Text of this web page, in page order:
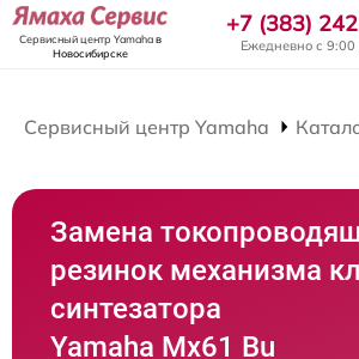
Сервисный центр Yamahaв
Новосибирске
+7 (383)
Ежедневно с 9:00
Сервисный центр Yamaha
Замена
резинок механизма
синтезатора
Yamaha Mx61 Bu